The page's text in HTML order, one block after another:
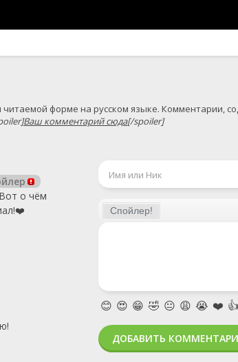
Ваш комментарий сюда[/spoiler]
о чём
😊 😍 😁 🤣 😐 😩 😭 ❤️ 👍
ДОБАВИТЬ